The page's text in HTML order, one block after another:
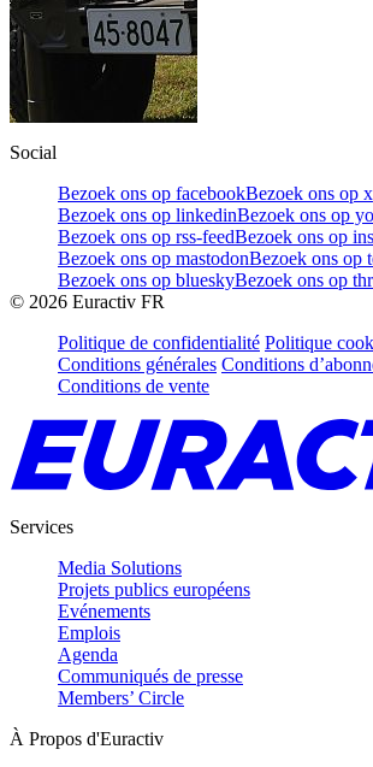
Social
Bezoek ons op facebookBezoek ons op x
Bezoek ons op linkedinBezoek ons op
Bezoek ons op rss-feedBezoek ons op
Bezoek ons op mastodonBezoek ons op
Bezoek ons op blueskyBezoek ons op
© 2026 Euractiv FR
Politique de confidentialité Politique
Conditions générales Conditions
Conditions de vente
Services
Media Solutions
Projets publics européens
Evénements
Emplois
Agenda
Communiqués de presse
Members’ Circle
À Propos d'Euractiv